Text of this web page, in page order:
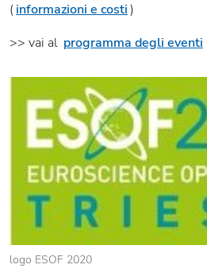
( informazioni e costi)
>> vai al programma degli eventi
logo ESOF 2020